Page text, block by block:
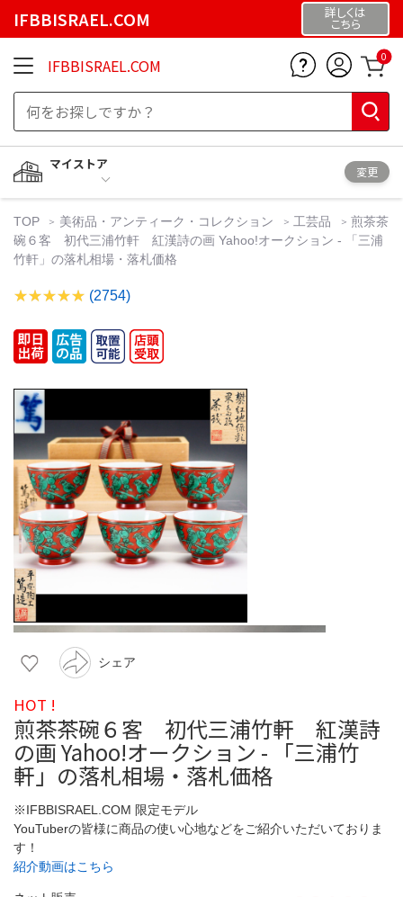
IFBBISRAEL.COM 詳しくは
こちら
IFBBISRAEL.COM 0
マイストア
変更
TOP 美術品・アンティーク・コレクション 工芸品
煎茶茶
碗６客 初代三浦竹軒 紅漢詩の画 Yahoo!オークション - 「三浦
竹軒」の落札相場・落札価格
(2754)
シェア
HOT !
煎茶茶碗６客 初代三浦竹軒 紅漢詩
の画 Yahoo!オークション - 「三浦竹
軒」の落札相場・落札価格
※IFBBISRAEL.COM 限定モデル
YouTuberの皆様に商品の使い心地などをご紹介いただいておりま
す！
紹介動画はこちら